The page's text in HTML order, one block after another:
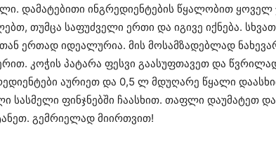
დამატებითი ინგრედიენტების წყალობით ყოველ
თუმცა საფუძველი ერთი და იგივე იქნება.
ერთად იდეალურია. მის მოსამზადებლად
კოჭის პატარა ფესვი გაასუფთავეთ და
აურიეთ და 0,5 ლ მდუღარე წყალი
სასმელი ფინჯნებში ჩაასხით. თაფლი დაუმატეთ
გემრიელად მიირთვით!